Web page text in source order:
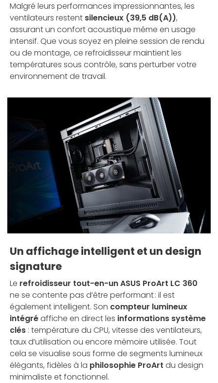
Malgré leurs performances impressionnantes, les
ventilateurs restent silencieux (39,5 dB(A)),
assurant un confort acoustique même en usage
intensif. Que vous soyez en pleine session de rendu
ou de montage, ce refroidisseur maintient les
températures sous contrôle, sans perturber votre
environnement de travail.
Un affichage intelligent et un design
signature
Le refroidisseur tout-en-un ASUS ProArt LC 360
ne se contente pas d’être performant : il est
également intelligent. Son compteur lumineux
intégréaffiche en direct les informations système
clés : température du CPU, vitesse des ventilateurs,
taux d’utilisation ou encore mémoire utilisée. Tout
cela se visualise sous forme de segments lumineux
élégants, fidèles à la philosophie ProArt du design
minimaliste et fonctionnel.